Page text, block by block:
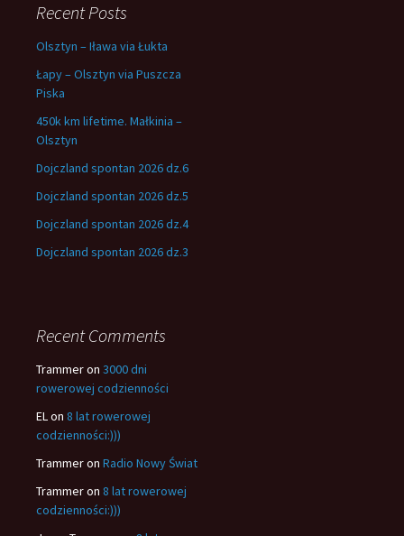
Recent Posts
Olsztyn – Iława via Łukta
Łapy – Olsztyn via Puszcza
Piska
450k km lifetime. Małkinia –
Olsztyn
Dojczland spontan 2026 dz.6
Dojczland spontan 2026 dz.5
Dojczland spontan 2026 dz.4
Dojczland spontan 2026 dz.3
Recent Comments
Trammeron 3000 dni
rowerowej codzienności
ELon 8 lat rowerowej
codzienności:)))
Trammeron Radio Nowy Świat
Trammeron 8 lat rowerowej
codzienności:)))